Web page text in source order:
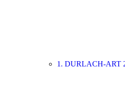
1. DURLACH-ART